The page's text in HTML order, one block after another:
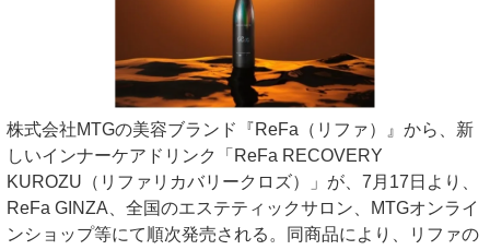
株式会社MTGの美容ブランド『ReFa（リファ）』から、新
しいインナーケアドリンク「ReFa RECOVERY
KUROZU（リファリカバリークロズ）」が、7月17日より、
ReFa GINZA、全国のエステティックサロン、MTGオンライ
ンショップ等にて順次発売される。同商品により、リファの